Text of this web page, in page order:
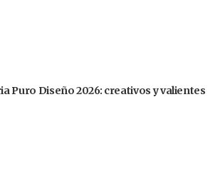
Puro Diseño 2026: creativos y valientes